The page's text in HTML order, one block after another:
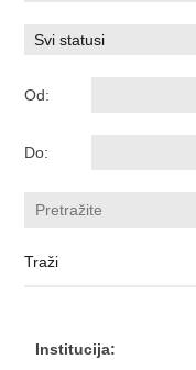
Od:
Do:
Institucija: